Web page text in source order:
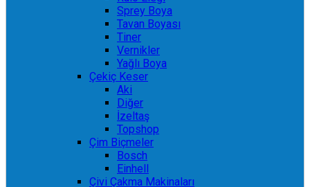
Sprey Boya
Tavan Boyası
Tiner
Vernikler
Yağlı Boya
Çekiç Keser
Aki
Diğer
İzeltaş
Topshop
Çim Biçmeler
Bosch
Einhell
Çivi Çakma Makinaları